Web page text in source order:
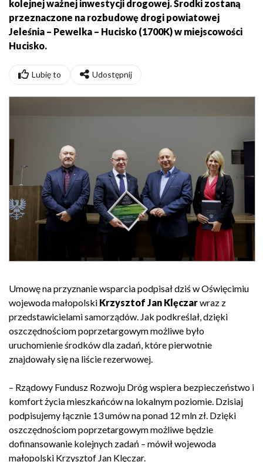
kolejnej ważnej inwestycji drogowej. Środki zostaną
przeznaczone na rozbudowę drogi powiatowej
Jeleśnia – Pewelka – Hucisko (1700K) w miejscowości
Hucisko.
Lubię to Udostępnij
Umowę na przyznanie wsparcia podpisał dziś w Oświęcimiu
wojewoda małopolski Krzysztof Jan Klęczarwraz z
przedstawicielami samorządów. Jak podkreślał, dzięki
oszczędnościom poprzetargowym możliwe było
uruchomienie środków dla zadań, które pierwotnie
znajdowały się na liście rezerwowej.
– Rządowy Fundusz Rozwoju Dróg wspiera bezpieczeństwo i
komfort życia mieszkańców na lokalnym poziomie. Dzisiaj
podpisujemy łącznie 13 umów na ponad 12 mln zł. Dzięki
oszczędnościom poprzetargowym możliwe będzie
dofinansowanie kolejnych zadań – mówił wojewoda
małopolski Krzysztof Jan Klęczar.